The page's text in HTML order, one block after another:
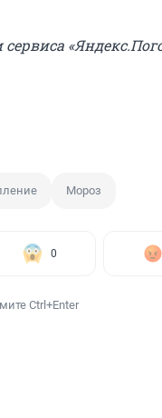
Мороз
0
Ctrl+Enter